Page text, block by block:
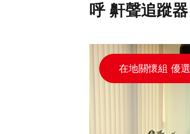
呼 鼾聲追蹤器
在地關懷組 優選